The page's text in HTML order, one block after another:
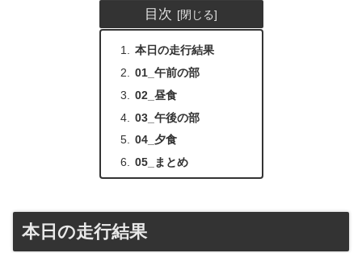
目次
本日の走行結果
01_午前の部
02_昼食
03_午後の部
04_夕食
05_まとめ
本日の走行結果